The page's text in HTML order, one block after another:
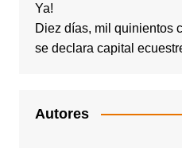
Ya!
Diez días, mil quinientos
se declara capital
Autores